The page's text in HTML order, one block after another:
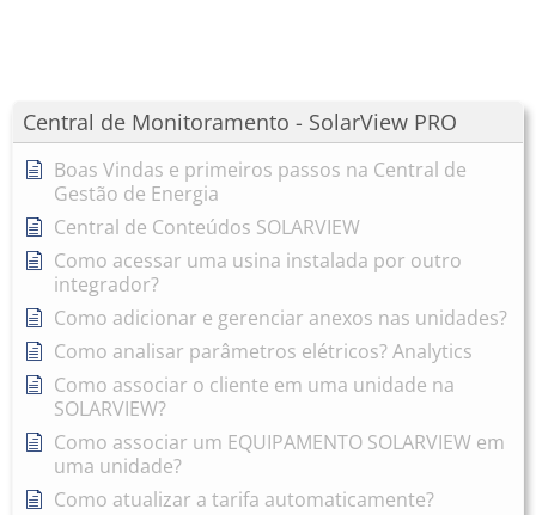
Central de Monitoramento - SolarView PRO
Boas Vindas e primeiros passos na Central de
Gestão de Energia
Central de Conteúdos SOLARVIEW
Como acessar uma usina instalada por outro
integrador?
Como adicionar e gerenciar anexos nas unidades?
Como analisar parâmetros elétricos? Analytics
Como associar o cliente em uma unidade na
SOLARVIEW?
Como associar um EQUIPAMENTO SOLARVIEW em
uma unidade?
Como atualizar a tarifa automaticamente?